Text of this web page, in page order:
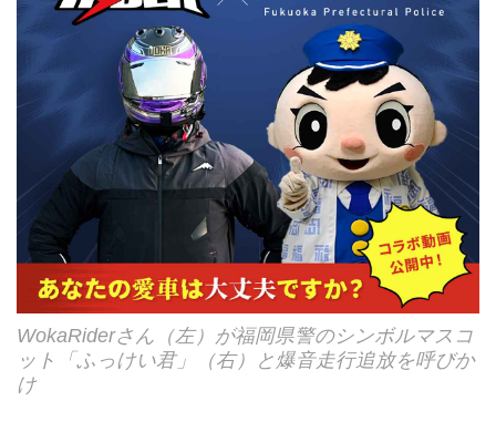
WokaRiderさん（左）が福岡県警のシンボルマスコ
ット「ふっけい君」（右）と爆音走行追放を呼びか
け